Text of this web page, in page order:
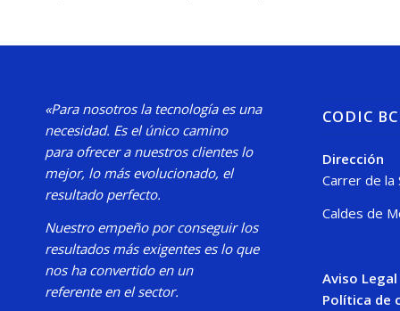
«Para nosotros la tecnología es una
necesidad. Es el único camino
para ofrecer a nuestros clientes lo
mejor, lo más evolucionado, el
resultado perfecto.
Nuestro empeño por conseguir los
resultados más exigentes es lo que
nos ha convertido en un
referente en el sector.
CODIC
Dirección
Carrer de la
Caldes de
Aviso Legal
Política de